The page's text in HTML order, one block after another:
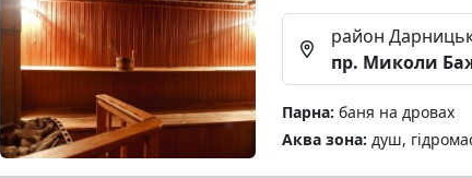
район
пр. Миколи
Парна: баня на дровах
Аква зона: душ,